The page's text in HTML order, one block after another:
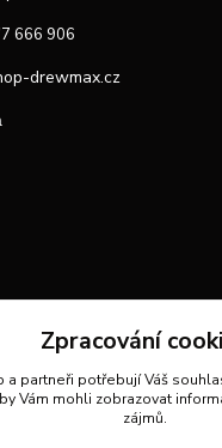
666 906
drewmax.cz
Zpracování
a partneři potřebují Váš
Vám mohli zobrazovat
zájmů.